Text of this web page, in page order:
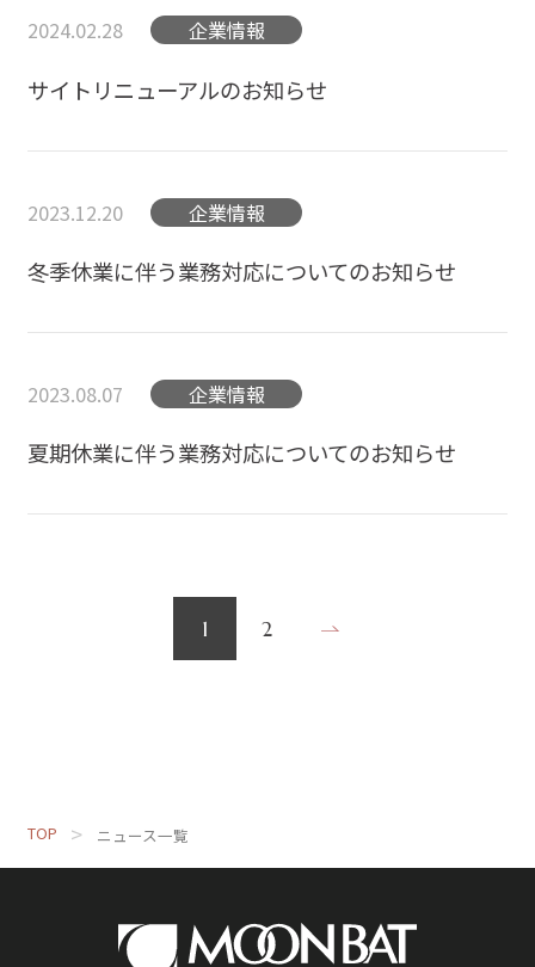
2024.02.28 企業情報
サイトリニューアルのお知らせ
2023.12.20 企業情報
冬季休業に伴う業務対応についてのお知らせ
2023.08.07 企業情報
夏期休業に伴う業務対応についてのお知らせ
1 2
TOP ニュース一覧